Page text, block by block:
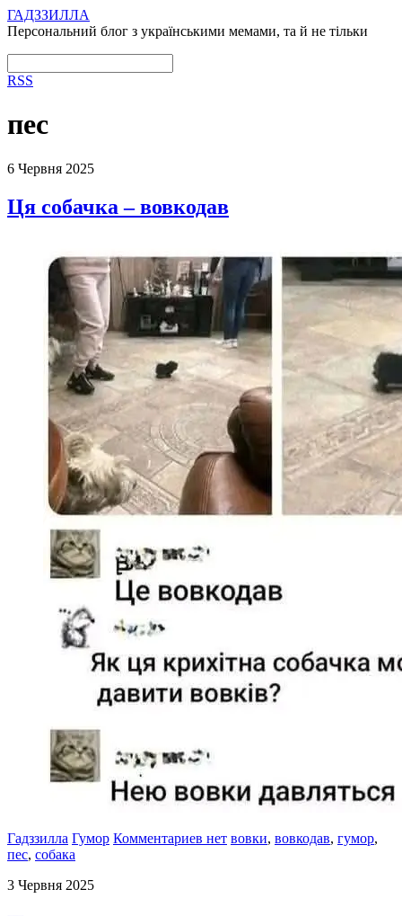
ГАДЗЗИЛЛА
Персональний блог з українськими мемами, та й не тільки
RSS
пес
6 Червня 2025
Ця собачка – вовкодав
Гадззилла Гумор Комментариев нет вовки, вовкодав, гумор,
пес, собака
3 Червня 2025